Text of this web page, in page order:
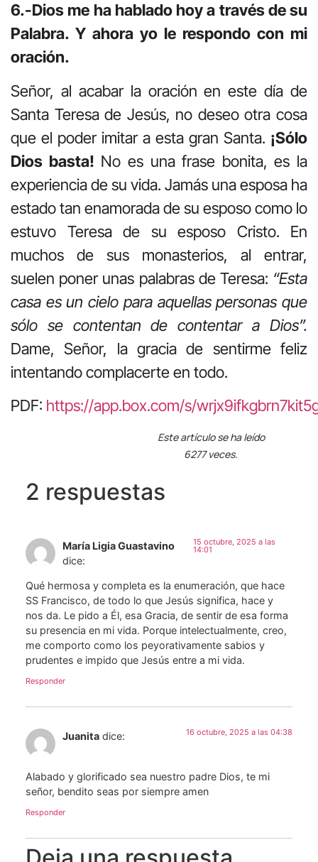
6.-Dios me ha hablado hoy a través de su
Palabra. Y ahora yo le respondo con mi
oración.
Señor, al acabar la oración en este día de
Santa Teresa de Jesús, no deseo otra cosa
que el poder imitar a esta gran Santa. ¡Sólo
Dios basta! No es una frase bonita, es la
experiencia de su vida. Jamás una esposa ha
estado tan enamorada de su esposo como lo
estuvo Teresa de su esposo Cristo. En
muchos de sus monasterios, al entrar,
suelen poner unas palabras de Teresa: “Esta
casa es un cielo para aquellas personas que
sólo se contentan de contentar a Dios”.
Dame, Señor, la gracia de sentirme feliz
intentando complacerte en todo.
PDF: https://app.box.com/s/
Este artículo se ha leído
6277 veces.
2 respuestas
María Ligia Guastavino
dice:
15 octubre, 2025 a las
14:01
Qué hermosa y completa es la enumeración, que hace
SS Francisco, de todo lo que Jesús significa, hace y
nos da. Le pido a Él, esa Gracia, de sentir de esa forma
su presencia en mi vida. Porque intelectualmente, creo,
me comporto como los peyorativamente sabios y
prudentes e impido que Jesús entre a mi vida.
Responder
Juanita dice: 16 octubre, 2025 a las 04:38
Alabado y glorificado sea nuestro padre Dios, te mi
señor, bendito seas por siempre amen
Responder